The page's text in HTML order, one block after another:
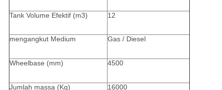
Tank Volume Efektif (m3) 12
mengangkut Medium Gas / Diesel
Wheelbase (mm) 4500
Jumlah massa (Kg) 16000